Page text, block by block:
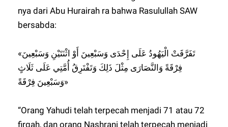
nya dari Abu Hurairah ra bahwa Rasulullah SAW
bersabda:
«تَفَرَّقَتْ الْيَهُودُ عَلَى إِحْدَى وَسَبْعِينَ أَوْ اثْنَتَيْنِ وَسَبْعِينَ
فِرْقَةً وَالنَّصَارَى مِثْلَ ذَلِكَ وَتَفْتَرِقُ أُمَّتِي عَلَى ثَلَاثٍ
وَسَبْعِينَ فِرْقَةً»
“Orang Yahudi telah terpecah menjadi 71 atau 72
firqah, dan orang Nashrani telah terpecah menjadi